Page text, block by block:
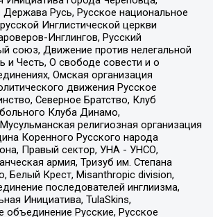
Русь, Русское национальное
Инглистической церкви
Инглингов, Русский
союз, Движение против нелегальной
и Честь, О свободе совести и о
Омская организация
движения Русское
Северное Братство, Клуб
Клуба Динамо,
религиозная организация
Коренного Русского народа
Правый сектор, УНА - УНСО,
армия, Тризуб им. Степана
Белый Крест, Misanthropic division,
последователей инглиизма,
Инициатива, TulaSkins,
объединение Русские, Русское